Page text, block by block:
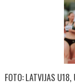
FOTO: LATVIJAS